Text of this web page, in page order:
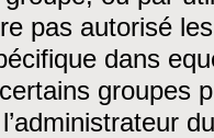
pas autorisé
dans
groupes